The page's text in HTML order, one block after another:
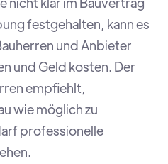
festgehalten, kann es
und Anbieter
und Geld kosten. Der
empfiehlt,
wie möglich zu
professionelle